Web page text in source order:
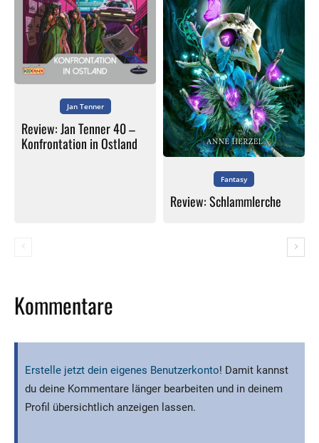
Jan Tenner
Review: Jan Tenner 40 –
Konfrontation in Ostland
Fantasy
Review: Schlammlerche
Kommentare
Erstelle jetzt dein eigenes Benutzerkonto! Damit kannst
du deine Kommentare länger bearbeiten und in deinem
Profil übersichtlich anzeigen lassen.